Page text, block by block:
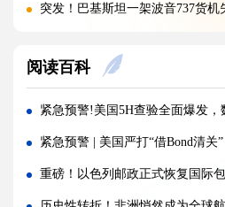
突发！巴基斯坦一架波音737货机
海运价格九连涨，外贸企业称一
警报!美国海关连发四道“封杀令”
百运网邀您来上海双年展逛展领
百运网端午假期不打烊，各仓收
高光时刻 | 百运网携“稳达美国”系列产品闪耀
阅读百科
紧急预警!美国5H查验全面爆发，数千中国货
紧急预警 | 美国严打“借Bond清关”，大量
重磅！以色列邮政正式恢复国际包裹